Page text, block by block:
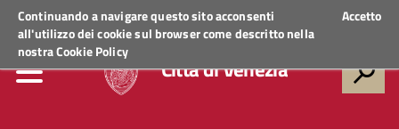
Continuando a navigare questo sito acconsenti
all'utilizzo dei cookie sul browser come descritto nella
nostraCookie Policy
Accetto
Regione VenetoACCEDI AI SERVIZI
Città di Venezia